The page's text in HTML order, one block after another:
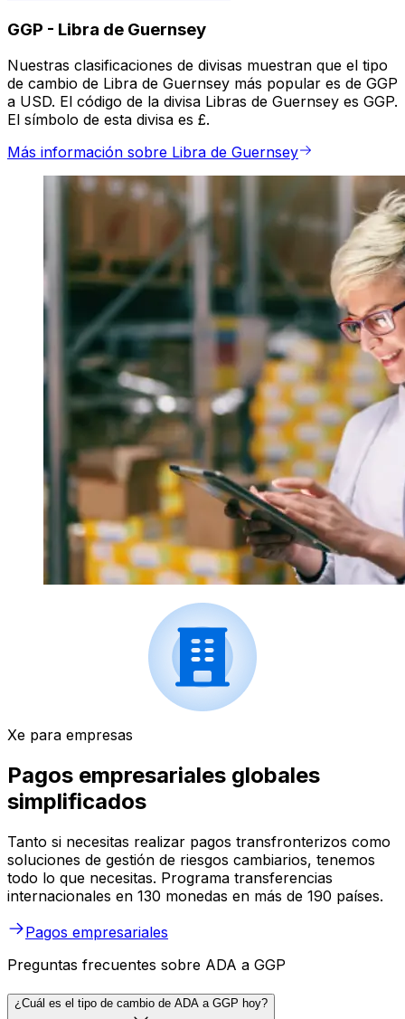
GGP - Libra de Guernsey
Nuestras clasificaciones de divisas muestran que el tipo
de cambio de Libra de Guernsey más popular es de GGP
a USD. El código de la divisa Libras de Guernsey es GGP.
El símbolo de esta divisa es £.
Más información sobre Libra de Guernsey
Xe para empresas
Pagos empresariales globales
simplificados
Tanto si necesitas realizar pagos transfronterizos como
soluciones de gestión de riesgos cambiarios, tenemos
todo lo que necesitas. Programa transferencias
internacionales en 130 monedas en más de 190 países.
Pagos empresariales
Preguntas frecuentes sobre ADA a GGP
¿Cuál es el tipo de cambio de ADA a GGP hoy?